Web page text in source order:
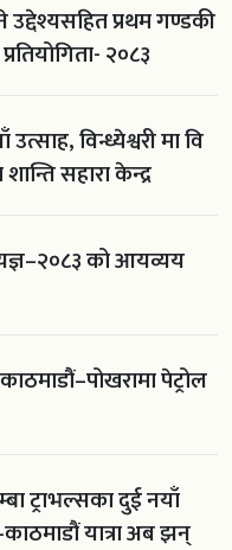
प्रथम गण्डकी
२०८३
विन्ध्येश्वरी मा वि
सहारा केन्द्र
को आयव्यय
पेट्रोल
ट्राभल्सका दुई नयाँ
यात्रा अब झन्